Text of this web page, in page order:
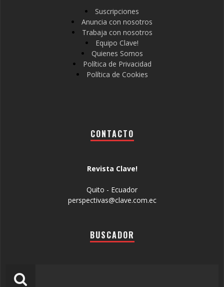
Suscripciones
Anuncia con nosotros
Trabaja con nosotros
Equipo Clave!
Quienes Somos
Política de Privacidad
Política de Cookies
CONTACTO
Revista Clave!
Quito - Ecuador
perspectivas@clave.com.ec
BUSCADOR